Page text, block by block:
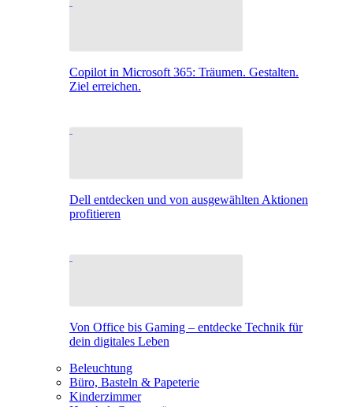
Copilot in Microsoft 365: Träumen. Gestalten.
Ziel erreichen.
Dell entdecken und von ausgewählten Aktionen
profitieren
Von Office bis Gaming – entdecke Technik für
dein digitales Leben
Beleuchtung
Büro, Basteln & Papeterie
Kinderzimmer